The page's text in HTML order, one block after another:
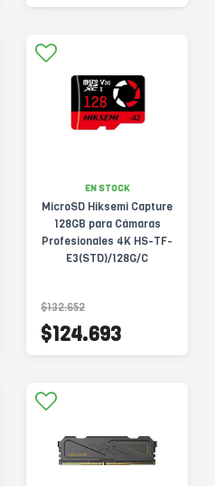
EN STOCK
MicroSD Hiksemi Capture
128GB para Cámaras
Profesionales 4K HS-TF-
E3(STD)/128G/C
$132.652
$124.693